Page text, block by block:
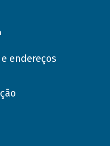
endereços